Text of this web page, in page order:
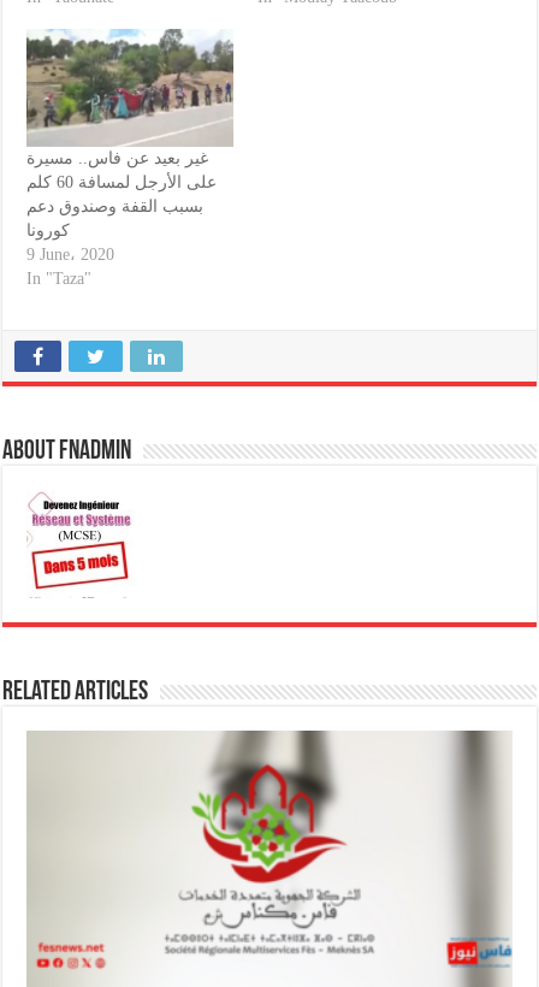
غير بعيد عن فاس.. مسيرة
على الأرجل لمسافة 60 كلم
بسبب القفة وصندوق دعم
كورونا
9 June، 2020
In "Taza"
About fnadmin
Related Articles